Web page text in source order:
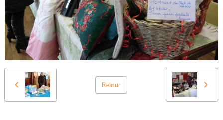
Retour